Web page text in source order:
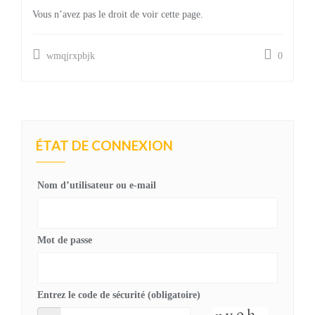
Vous n’avez pas le droit de voir cette page.
wmqjrxpbjk 0
ÉTAT DE CONNEXION
Nom d’utilisateur ou e-mail
Mot de passe
Entrez le code de sécurité (obligatoire)